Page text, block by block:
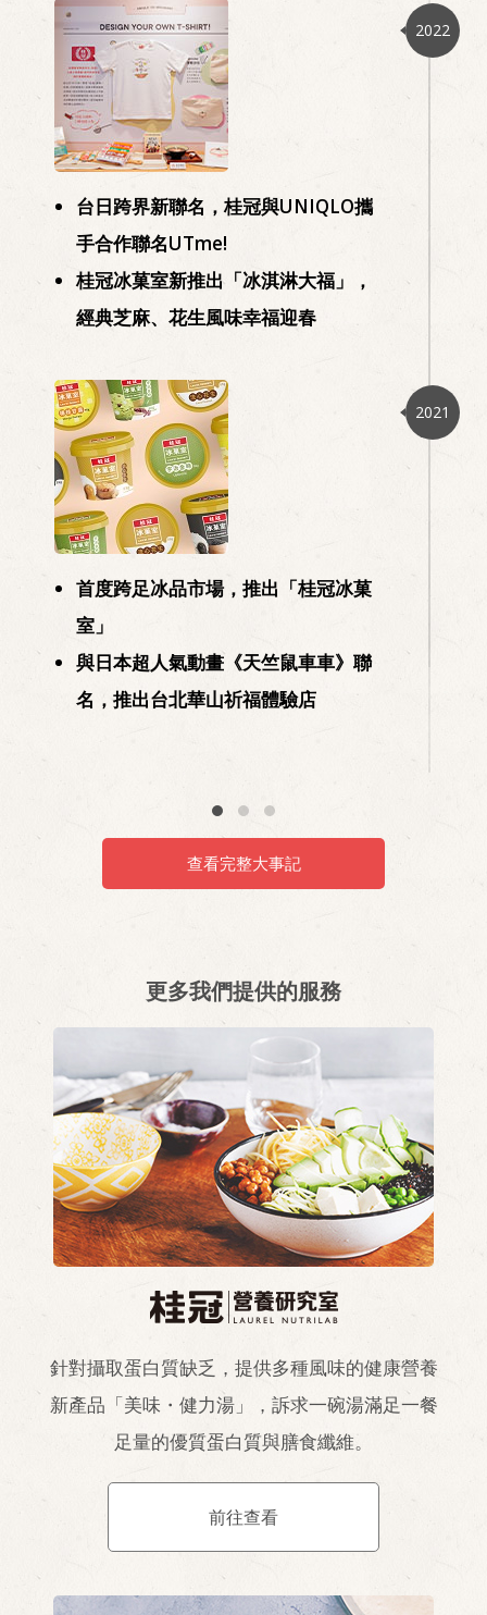
2022
台日跨界新聯名，桂冠與UNIQLO攜
手合作聯名UTme!
桂冠冰菓室新推出「冰淇淋大福」，
經典芝麻、花生風味幸福迎春
2021
首度跨足冰品市場，推出「桂冠冰菓
室」
與日本超人氣動畫《天竺鼠車車》聯
名，推出台北華山祈福體驗店
查看完整大事記
更多我們提供的服務
針對攝取蛋白質缺乏，提供多種風味的健康營養
新產品「美味・健力湯」，訴求一碗湯滿足一餐
足量的優質蛋白質與膳食纖維。
前往查看